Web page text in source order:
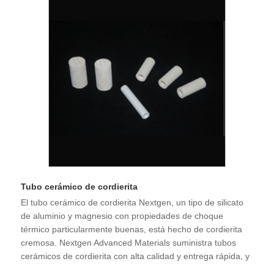
Tubo cerámico de cordierita
El tubo cerámico de cordierita Nextgen, un tipo de silicato
de aluminio y magnesio con propiedades de choque
térmico particularmente buenas, está hecho de cordierita
cremosa. Nextgen Advanced Materials suministra tubos
cerámicos de cordierita con alta calidad y entrega rápida, y